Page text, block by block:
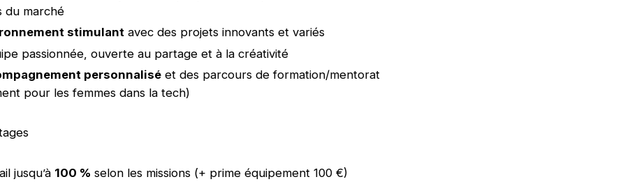
du marché
stimulant avec des projets innovants et variés
passionnée, ouverte au partage et à la créativité
personnalisé et des parcours de formation/mentorat
pour les femmes dans la tech)
jusqu’à 100 % selon les missions (+ prime équipement 100 €)